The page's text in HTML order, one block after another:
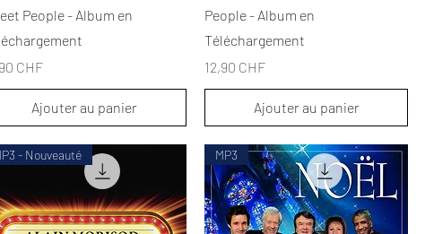
People - Album en
CHF
Ajouter au panier
People - Album en
Téléchargement
Prix
12,90 CHF
Ajouter au panier
- Nouveauté MP3